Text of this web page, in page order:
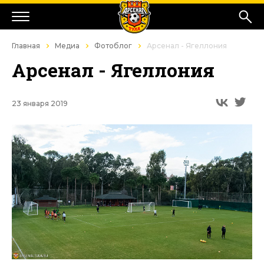
Главная Медиа Фотоблог Арсенал - Ягеллония
Арсенал - Ягеллония
23 января 2019